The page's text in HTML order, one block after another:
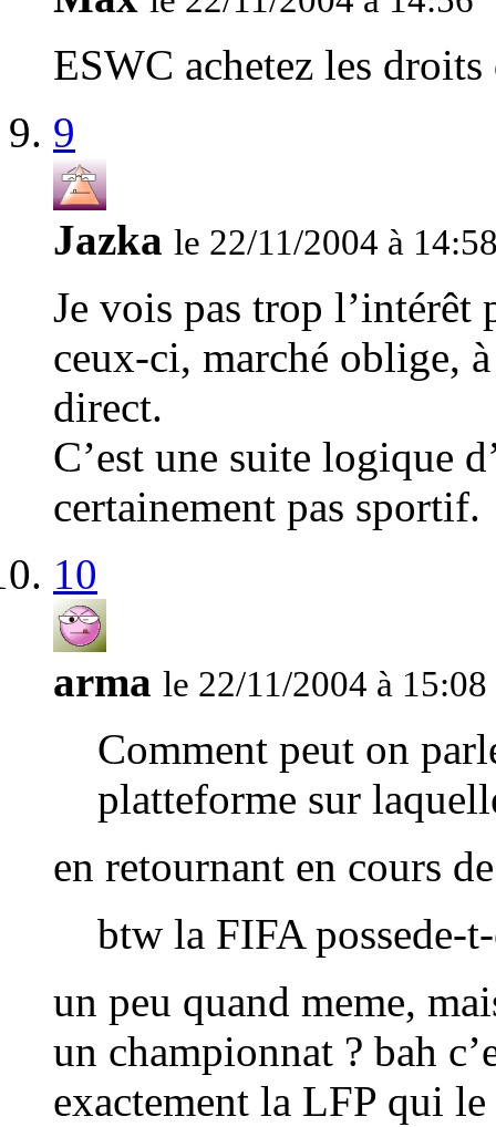
ESWC achetez les
9
Jazka le 22/11/2004 à
Je vois pas trop l’intérêt
ceux-ci, marché oblige,
direct.
C’est une suite logique
certainement pas sportif.
10
arma le 22/11/2004 à 15:08
Comment peut on
platteforme sur
en retournant en cours
btw la FIFA possede-
un peu quand meme,
un championnat ? bah
exactement la LFP qui